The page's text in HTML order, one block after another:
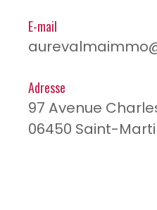
E-mail
Adresse
97 Avenue
06450 Saint-